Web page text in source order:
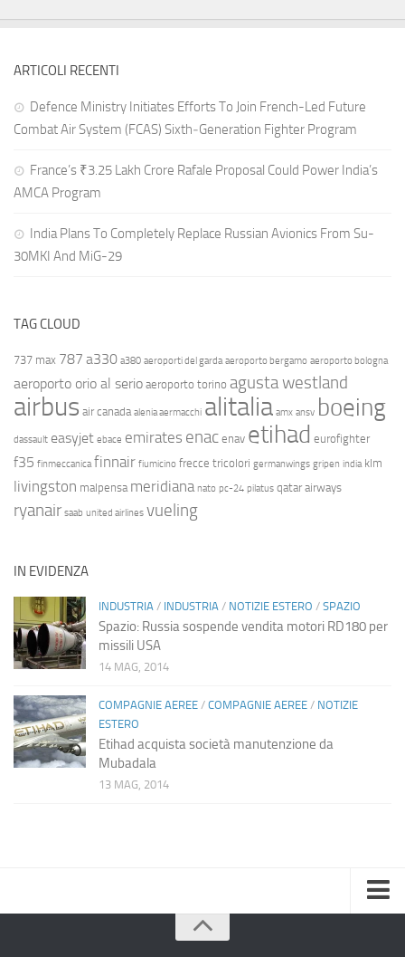
ARTICOLI RECENTI
Defence Ministry Initiates Efforts To Join French-Led Future
Combat Air System (FCAS) Sixth‑Generation Fighter Program
France’s ₹3.25 Lakh Crore Rafale Proposal Could Power India’s
AMCA Program
India Plans To Completely Replace Russian Avionics From Su-
30MKI And MiG-29
TAG CLOUD
737 max 787 a330 a380 aeroporti del garda aeroporto bergamo aeroporto bologna
aeroporto orio al serio aeroporto torino agusta westland
airbus air canada alenia aermacchi alitalia amx ansv boeing
dassault easyjet ebace emirates enac enav etihad eurofighter
f35 finmeccanica finnair fiumicino frecce tricolori germanwings gripen india klm
livingston malpensa meridiana nato pc-24 pilatus qatar airways
ryanair saab united airlines vueling
IN EVIDENZA
INDUSTRIA / INDUSTRIA / NOTIZIE ESTERO / SPAZIO
Spazio: Russia sospende vendita motori RD180 per
missili USA
14 MAG, 2014
COMPAGNIE AEREE / COMPAGNIE AEREE / NOTIZIE
ESTERO
Etihad acquista società manutenzione da
Mubadala
13 MAG, 2014